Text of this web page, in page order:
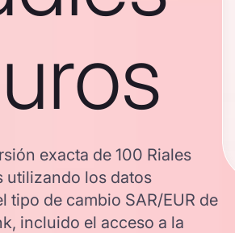
exacta de 100 Riales
utilizando los datos
tipo de cambio SAR/EUR de
incluido el acceso a la